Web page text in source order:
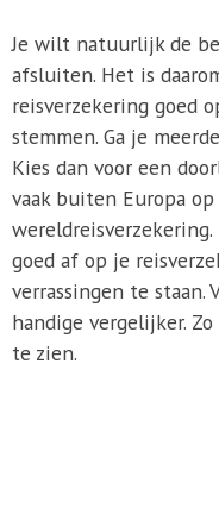
Je wilt natuurlijk de
afsluiten. Het is
reisverzekering goed
stemmen. Ga je
Kies dan voor een
vaak buiten Europa
goed af op je
verrassingen te staan.
handige vergelijker.
te zien.